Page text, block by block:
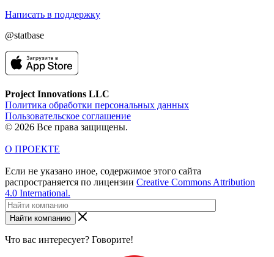
Написать в поддержку
@statbase
Project Innovations LLC
Политика обработки персональных данных
Пользовательское соглашение
© 2026 Все права защищены.
О ПРОЕКТЕ
Если не указано иное, содержимое этого сайта
распространяется по лицензии Creative Commons Attribution
4.0 International.
Найти компанию
Что вас интересует? Говорите!